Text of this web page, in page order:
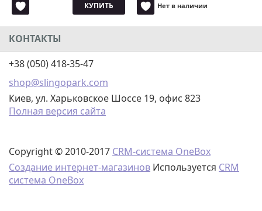
КУПИТЬ Нет в наличии
КОНТАКТЫ
+38 (050) 418-35-47
shop@slingopark.com
Киев, ул. Харьковское Шоссе 19, офис 823
Полная версия сайта
Copyright © 2010-2017 CRM-система OneBox
Создание интернет-магазинов Используется CRM
система OneBox